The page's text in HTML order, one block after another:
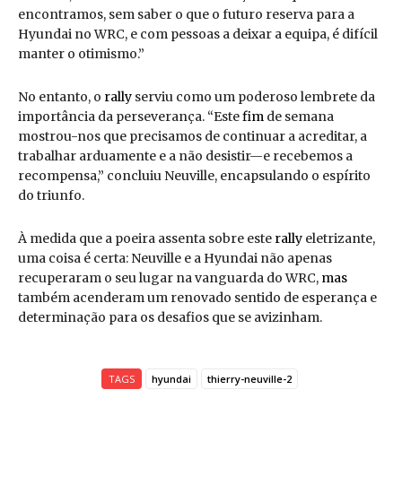
encontramos, sem saber o que o futuro reserva para a
Hyundai no WRC, e com pessoas a deixar a equipa, é difícil
manter o otimismo.”
No entanto, o rally serviu como um poderoso lembrete da
importância da perseverança. “Estefim de semana
mostrou-nos que precisamos de continuar a acreditar, a
trabalhar arduamente e a não desistir—e recebemos a
recompensa,” concluiu Neuville, encapsulando o espírito
do triunfo.
À medida que a poeira assenta sobre este rally eletrizante,
uma coisa é certa: Neuville e a Hyundai não apenas
recuperaram o seu lugar na vanguarda do WRC, mas
também acenderam um renovado sentido de esperança e
determinação para os desafios que se avizinham.
TAGS hyundai thierry-neuville-2